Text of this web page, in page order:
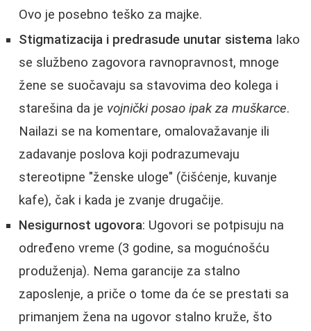
Ovo je posebno teško za majke.
Stigmatizacija i predrasude unutar sistema Iako
se službeno zagovora ravnopravnost, mnoge
žene se suočavaju sa stavovima deo kolega i
starešina da je vojnički posao ipak za muškarce.
Nailazi se na komentare, omalovažavanje ili
zadavanje poslova koji podrazumevaju
stereotipne "ženske uloge" (čišćenje, kuvanje
kafe), čak i kada je zvanje drugačije.
Nesigurnost ugovora: Ugovori se potpisuju na
određeno vreme (3 godine, sa mogućnošću
produženja). Nema garancije za stalno
zaposlenje, a priče o tome da će se prestati sa
primanjem žena na ugovor stalno kruže, što